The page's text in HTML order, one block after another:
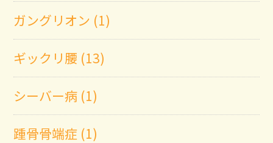
ガングリオン (1)
ギックリ腰 (13)
シーバー病 (1)
踵骨骨端症 (1)